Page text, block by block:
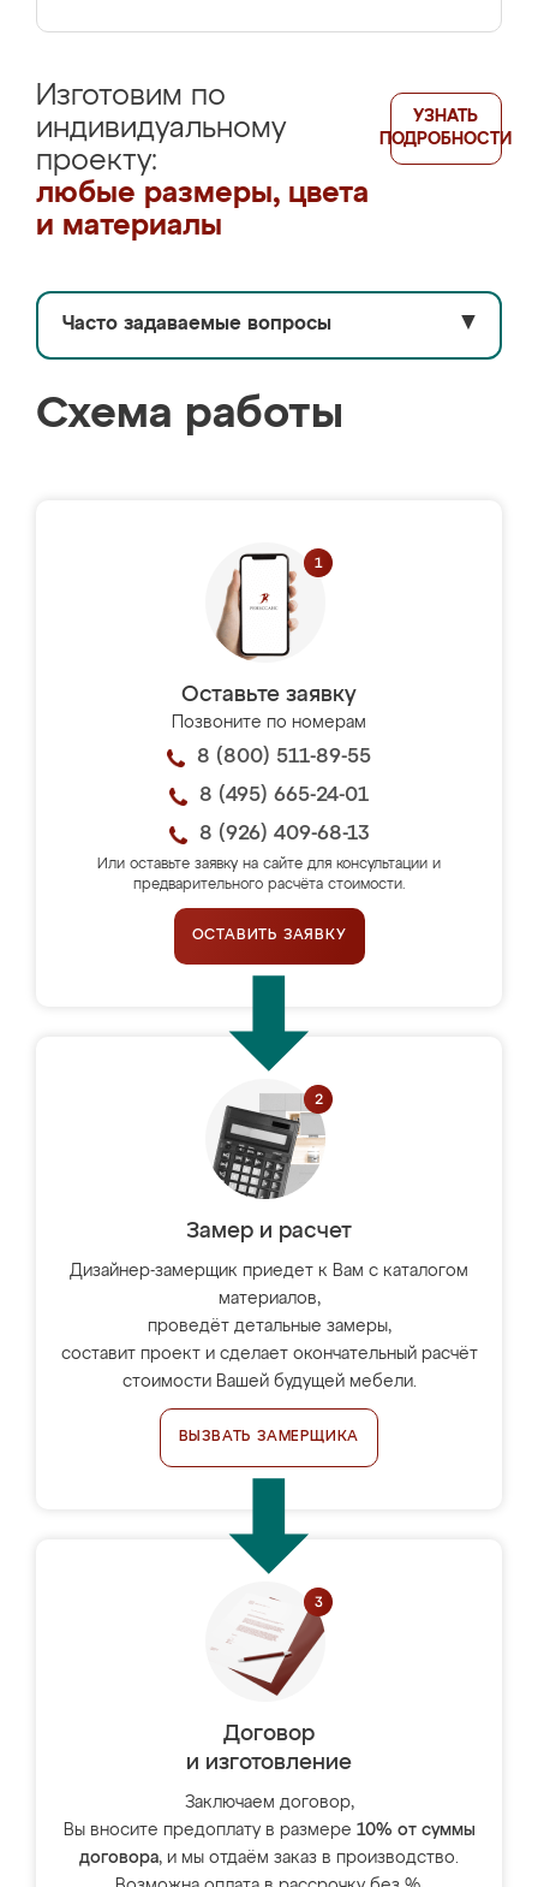
Изготовим по
индивидуальному
проекту:
любые размеры, цвета
и материалы
УЗНАТЬ
ПОДРОБНОСТИ
Часто задаваемые вопросы ▼
Схема работы
Оставьте заявку
Позвоните по номерам
8 (800) 511-89-55
8 (495) 665-24-01
8 (926) 409-68-13
Или оставьте заявку на сайте для консультации и
предварительного расчёта стоимости.
ОСТАВИТЬ ЗАЯВКУ
Замер и расчет
Дизайнер-замерщик приедет к Вам с каталогом
материалов,
проведёт детальные замеры,
составит проект и сделает окончательный расчёт
стоимости Вашей будущей мебели.
ВЫЗВАТЬ ЗАМЕРЩИКА
Договор
и изготовление
Заключаем договор,
Вы вносите предоплату в размере 10% от суммы
договора, и мы отдаём заказ в производство.